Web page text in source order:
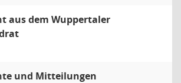
aus dem Wuppertaler
und Mitteilungen